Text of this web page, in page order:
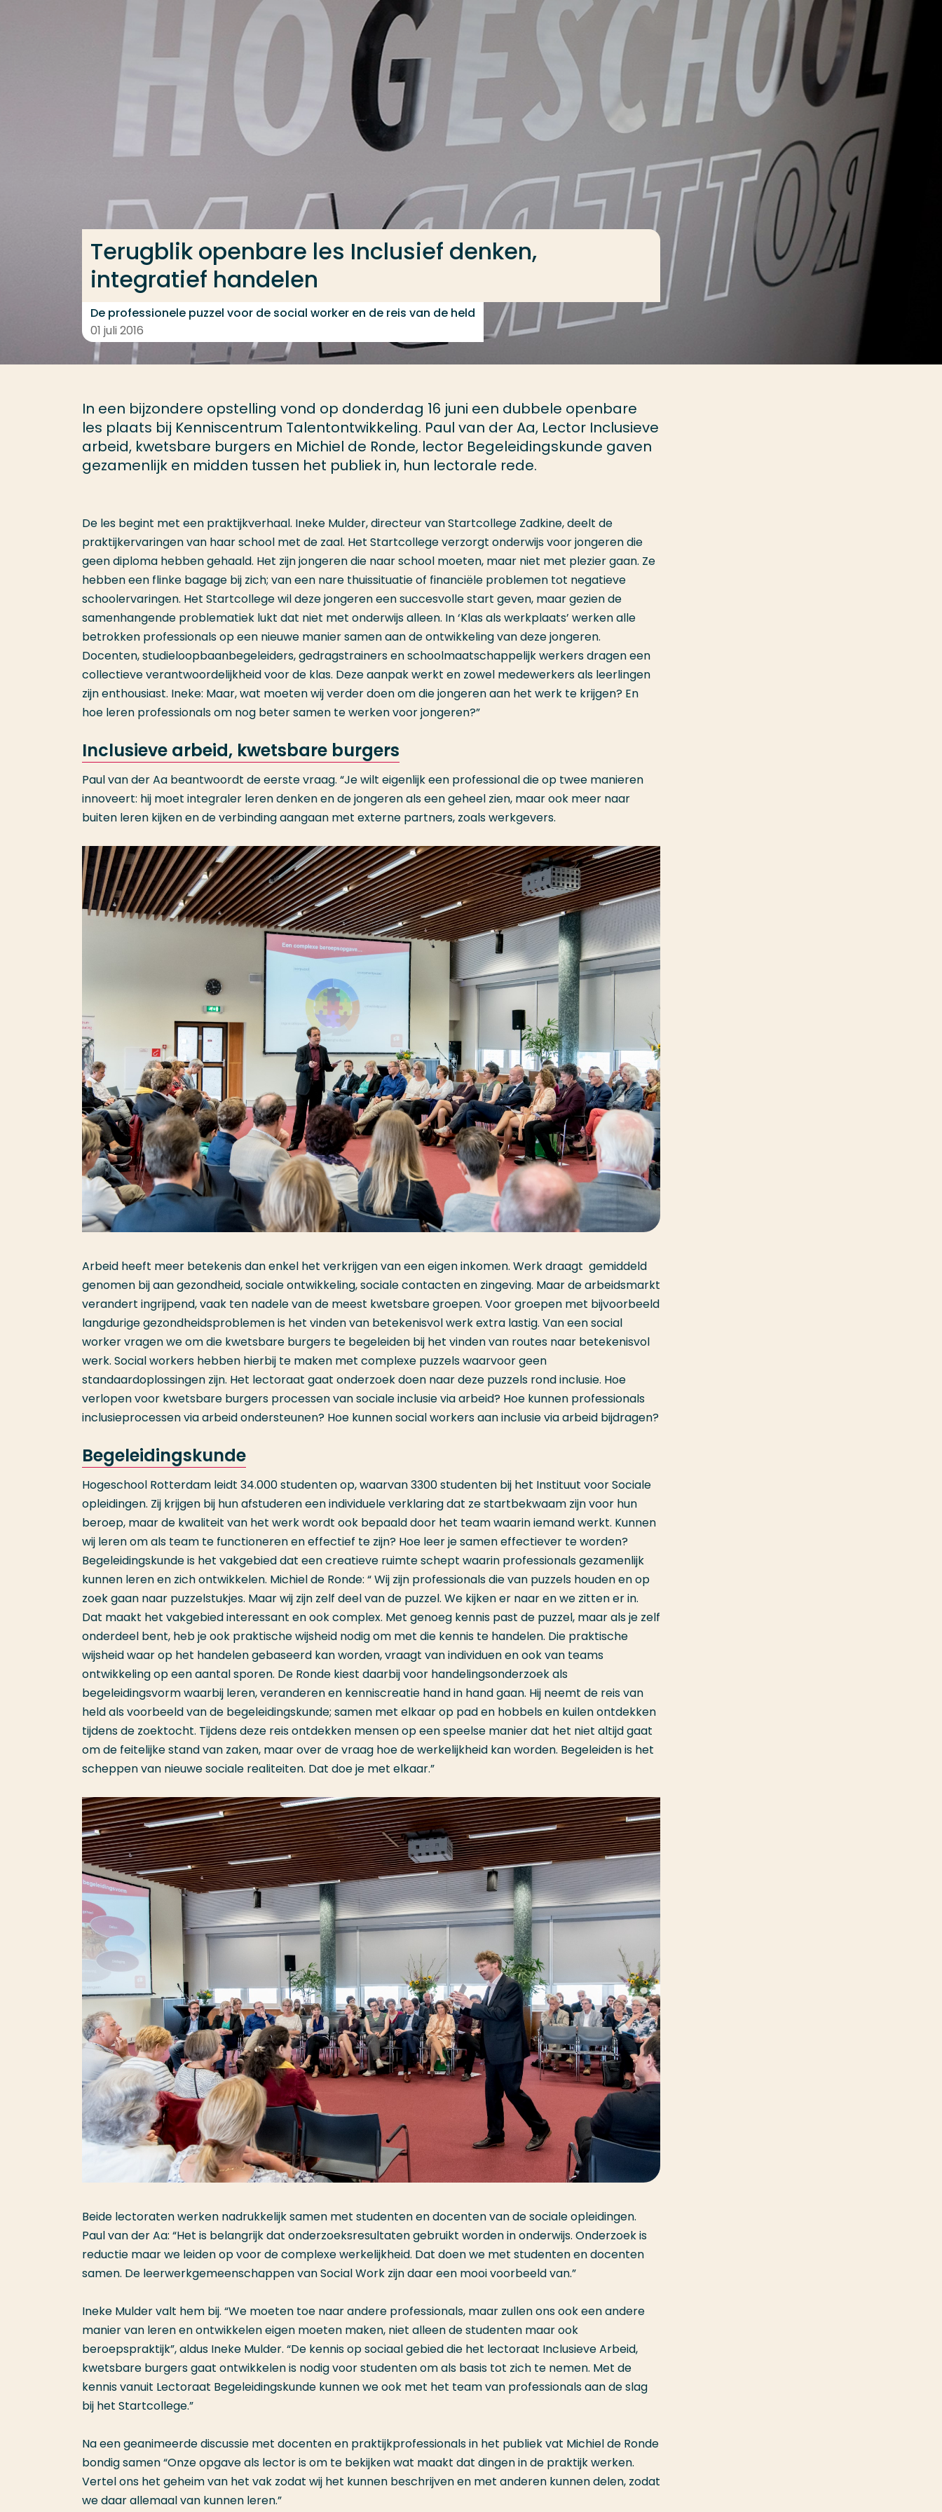
Terugblik openbare les Inclusief denken,
integratief handelen
De professionele puzzel voor de social worker en de reis van de held
01 juli 2016
In een bijzondere opstelling vond op donderdag 16 juni een dubbele openbare
les plaats bij Kenniscentrum Talentontwikkeling. Paul van der Aa, Lector Inclusieve
arbeid, kwetsbare burgers en Michiel de Ronde, lector Begeleidingskunde gaven
gezamenlijk en midden tussen het publiek in, hun lectorale rede.
De les begint met een praktijkverhaal. Ineke Mulder, directeur van Startcollege Zadkine, deelt de
praktijkervaringen van haar school met de zaal. Het Startcollege verzorgt onderwijs voor jongeren die
geen diploma hebben gehaald. Het zijn jongeren die naar school moeten, maar niet met plezier gaan. Ze
hebben een flinke bagage bij zich; van een nare thuissituatie of financiële problemen tot negatieve
schoolervaringen. Het Startcollege wil deze jongeren een succesvolle start geven, maar gezien de
samenhangende problematiek lukt dat niet met onderwijs alleen. In ‘Klas als werkplaats’ werken alle
betrokken professionals op een nieuwe manier samen aan de ontwikkeling van deze jongeren.
Docenten, studieloopbaanbegeleiders, gedragstrainers en schoolmaatschappelijk werkers dragen een
collectieve verantwoordelijkheid voor de klas. Deze aanpak werkt en zowel medewerkers als leerlingen
zijn enthousiast. Ineke: Maar, wat moeten wij verder doen om die jongeren aan het werk te krijgen? En
hoe leren professionals om nog beter samen te werken voor jongeren?”
Inclusieve arbeid, kwetsbare burgers
Paul van der Aa beantwoordt de eerste vraag. “Je wilt eigenlijk een professional die op twee manieren
innoveert: hij moet integraler leren denken en de jongeren als een geheel zien, maar ook meer naar
buiten leren kijken en de verbinding aangaan met externe partners, zoals werkgevers.
Arbeid heeft meer betekenis dan enkel het verkrijgen van een eigen inkomen. Werk draagt gemiddeld
genomen bij aan gezondheid, sociale ontwikkeling, sociale contacten en zingeving. Maar de arbeidsmarkt
verandert ingrijpend, vaak ten nadele van de meest kwetsbare groepen. Voor groepen met bijvoorbeeld
langdurige gezondheidsproblemen is het vinden van betekenisvol werk extra lastig. Van een social
worker vragen we om die kwetsbare burgers te begeleiden bij het vinden van routes naar betekenisvol
werk. Social workers hebben hierbij te maken met complexe puzzels waarvoor geen
standaardoplossingen zijn. Het lectoraat gaat onderzoek doen naar deze puzzels rond inclusie. Hoe
verlopen voor kwetsbare burgers processen van sociale inclusie via arbeid? Hoe kunnen professionals
inclusieprocessen via arbeid ondersteunen? Hoe kunnen social workers aan inclusie via arbeid bijdragen?
Begeleidingskunde
Hogeschool Rotterdam leidt 34.000 studenten op, waarvan 3300 studenten bij het Instituut voor Sociale
opleidingen. Zij krijgen bij hun afstuderen een individuele verklaring dat ze startbekwaam zijn voor hun
beroep, maar de kwaliteit van het werk wordt ook bepaald door het team waarin iemand werkt. Kunnen
wij leren om als team te functioneren en effectief te zijn? Hoe leer je samen effectiever te worden?
Begeleidingskunde is het vakgebied dat een creatieve ruimte schept waarin professionals gezamenlijk
kunnen leren en zich ontwikkelen. Michiel de Ronde: “ Wij zijn professionals die van puzzels houden en op
zoek gaan naar puzzelstukjes. Maar wij zijn zelf deel van de puzzel. We kijken er naar en we zitten er in.
Dat maakt het vakgebied interessant en ook complex. Met genoeg kennis past de puzzel, maar als je zelf
onderdeel bent, heb je ook praktische wijsheid nodig om met die kennis te handelen. Die praktische
wijsheid waar op het handelen gebaseerd kan worden, vraagt van individuen en ook van teams
ontwikkeling op een aantal sporen. De Ronde kiest daarbij voor handelingsonderzoek als
begeleidingsvorm waarbij leren, veranderen en kenniscreatie hand in hand gaan. Hij neemt de reis van
held als voorbeeld van de begeleidingskunde; samen met elkaar op pad en hobbels en kuilen ontdekken
tijdens de zoektocht. Tijdens deze reis ontdekken mensen op een speelse manier dat het niet altijd gaat
om de feitelijke stand van zaken, maar over de vraag hoe de werkelijkheid kan worden. Begeleiden is het
scheppen van nieuwe sociale realiteiten. Dat doe je met elkaar.”
Beide lectoraten werken nadrukkelijk samen met studenten en docenten van de sociale opleidingen.
Paul van der Aa: “Het is belangrijk dat onderzoeksresultaten gebruikt worden in onderwijs. Onderzoek is
reductie maar we leiden op voor de complexe werkelijkheid. Dat doen we met studenten en docenten
samen. De leerwerkgemeenschappen van Social Work zijn daar een mooi voorbeeld van.”
Ineke Mulder valt hem bij. “We moeten toe naar andere professionals, maar zullen ons ook een andere
manier van leren en ontwikkelen eigen moeten maken, niet alleen de studenten maar ook
beroepspraktijk”, aldus Ineke Mulder. “De kennis op sociaal gebied die het lectoraat Inclusieve Arbeid,
kwetsbare burgers gaat ontwikkelen is nodig voor studenten om als basis tot zich te nemen. Met de
kennis vanuit Lectoraat Begeleidingskunde kunnen we ook met het team van professionals aan de slag
bij het Startcollege.”
Na een geanimeerde discussie met docenten en praktijkprofessionals in het publiek vat Michiel de Ronde
bondig samen “Onze opgave als lector is om te bekijken wat maakt dat dingen in de praktijk werken.
Vertel ons het geheim van het vak zodat wij het kunnen beschrijven en met anderen kunnen delen, zodat
we daar allemaal van kunnen leren.”
Contact